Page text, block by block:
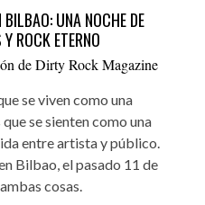
UNA NOCHE DE
ROCK ETERNO
de Dirty Rock Magazine
se viven como una
se sienten como una
entre artista y público.
Bilbao, el pasado 11 de
cosas.